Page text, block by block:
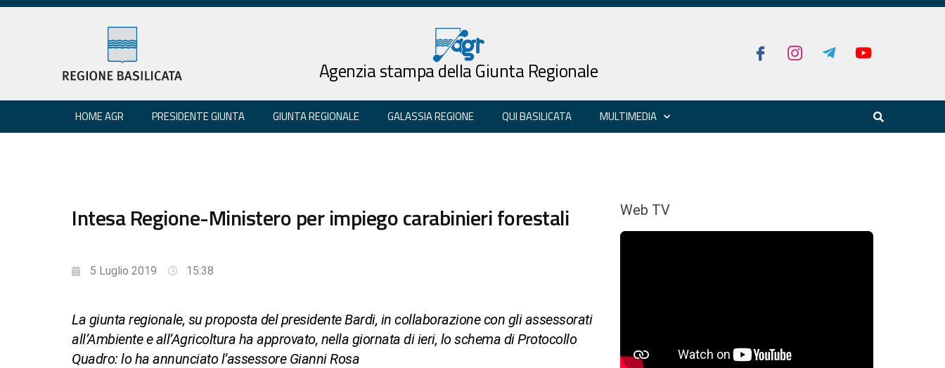
Agenzia stampa della Giunta Regionale
HOME AGR PRESIDENTE GIUNTA GIUNTA REGIONALE GALASSIA REGIONE QUI BASILICATA MULTIMEDIA
Intesa Regione-Ministero per impiego carabinieri forestali
5 Luglio 2019 15:38
La giunta regionale, su proposta del presidente Bardi, in collaborazione con gli assessorati
all’Ambiente e all’Agricoltura ha approvato, nella giornata di ieri, lo schema di Protocollo
Quadro: lo ha annunciato l’assessore Gianni Rosa
Web TV